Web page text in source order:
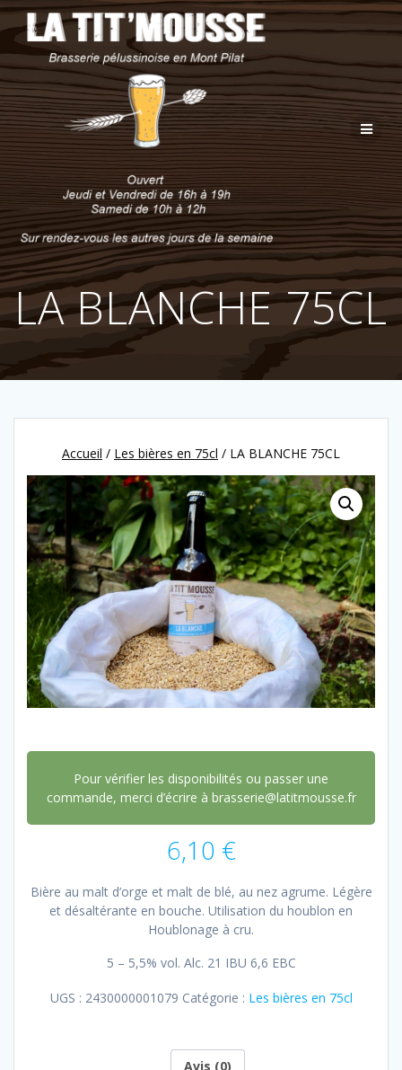
Passer
au
contenu
LA BLANCHE 75CL
Accueil / Les bières en 75cl / LA BLANCHE 75CL
Pour vérifier les disponibilités ou passer une
commande, merci d’écrire à brasserie@latitmousse.fr
6,10 €
Bière au malt d’orge et malt de blé, au nez agrume. Légère
et désaltérante en bouche. Utilisation du houblon en
Houblonage à cru.
5 – 5,5% vol. Alc. 21 IBU 6,6 EBC
UGS : 2430000001079 Catégorie : Les bières en 75cl
Avis (0)